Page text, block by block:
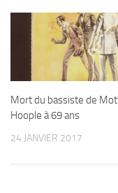
Mort du bassiste de
Hoople à 69 ans
24 JANVIER 2017